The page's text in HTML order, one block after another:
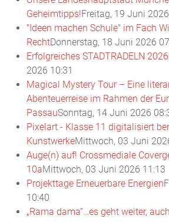
Geheimtipps!Freitag, 19 Juni
"Ideen machen Schule" im Fach
RechtDonnerstag, 18 Juni 2026
Erfolgreiches STADTRADELN 2026
2026 10:31
Magical Mystery Tour – Eine
Abenteuerreise im Rahmen der
PassauSonntag, 14 Juni 2026
Pixelart - Klasse 11 digitalisiert
KunstwerkeMittwoch, 03 Juni
Auge(n) auf! Crossmediale
10aMittwoch, 03 Juni 2026 11:13
Projekttage Erneuerbare Energien
10:40
„Rama dama“…es geht weiter,